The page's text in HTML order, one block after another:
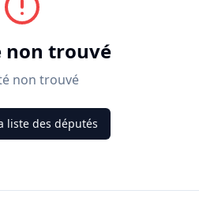
non trouvé
non trouvé
liste des députés